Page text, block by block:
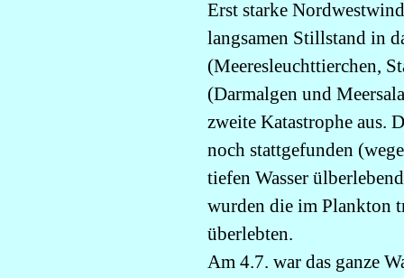
Erst starke
langsamen Stillstand in
(Meeresleuchttierchen,
(Darmalgen und
zweite Katastrophe aus.
noch stattgefunden
tiefen Wasser
wurden die im Plankton
überlebten.
Am 4.7. war das ganze